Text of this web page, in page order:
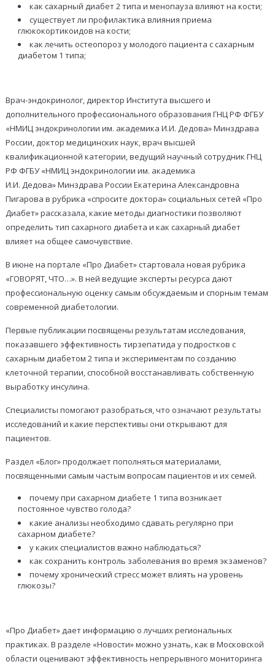
как сахарный диабет 2 типа и менопауза влияют на кости;
существует ли профилактика влияния приема
глюкокортикоидов на кости;
как лечить остеопороз у молодого пациента с сахарным
диабетом 1 типа;
Врач-эндокринолог, директор Института высшего и
дополнительного профессионального образования ГНЦ РФ ФГБУ
«НМИЦ эндокринологии им. академика И.И. Дедова» Минздрава
России, доктор медицинских наук, врач высшей
квалификационной категории, ведущий научный сотрудник ГНЦ
РФ ФГБУ «НМИЦ эндокринологии им. академика
И.И. Дедова» Минздрава России Екатерина Александровна
Пигарова в рубрика «спросите доктора» социальных сетей «Про
Диабет» рассказала, какие методы диагностики позволяют
определить тип сахарного диабета и как сахарный диабет
влияет на общее самочувствие.
В июне на портале «Про Диабет» стартовала новая рубрика
«ГОВОРЯТ, ЧТО…». В ней ведущие эксперты ресурса дают
профессиональную оценку самым обсуждаемым и спорным темам
современной диабетологии.
Первые публикации посвящены результатам исследования,
показавшего эффективность тирзепатида у подростков с
сахарным диабетом 2 типа и экспериментам по созданию
клеточной терапии, способной восстанавливать собственную
выработку инсулина.
Специалисты помогают разобраться, что означают результаты
исследований и какие перспективы они открывают для
пациентов.
Раздел «Блог» продолжает пополняться материалами,
посвященными самым частым вопросам пациентов и их семей.
почему при сахарном диабете 1 типа возникает
постоянное чувство голода?
какие анализы необходимо сдавать регулярно при
сахарном диабете?
у каких специалистов важно наблюдаться?
как сохранить контроль заболевания во время экзаменов?
почему хронический стресс может влиять на уровень
глюкозы?
«Про Диабет» дает информацию о лучших региональных
практиках. В разделе «Новости» можно узнать, как в Московской
области оценивают эффективность непрерывного мониторинга